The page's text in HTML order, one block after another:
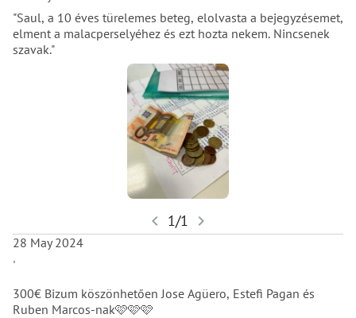
"Saul, a 10 éves türelemes beteg, elolvasta a bejegyzésemet,
elment a malacperselyéhez és ezt hozta nekem. Nincsenek
szavak."
chevron_left 1/1 chevron_right
28 May 2024
'
300€ Bizum köszönhetően Jose Agüero, Estefi Pagan és
Ruben Marcos-nak🩷🩷🩷